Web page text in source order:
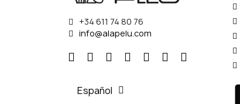
+34 611 74 80 76
info@alapelu.com
Español